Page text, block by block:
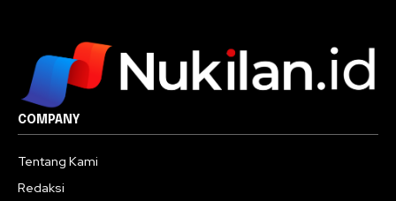
COMPANY
Tentang Kami
Redaksi